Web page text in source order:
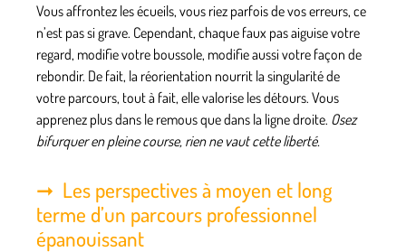
Vous affrontez les écueils, vous riez parfois de vos erreurs, ce
n’est pas si grave. Cependant, chaque faux pas aiguise votre
regard, modifie votre boussole, modifie aussi votre façon de
rebondir. De fait, la réorientation nourrit la singularité de
votre parcours, tout à fait, elle valorise les détours. Vous
apprenez plus dans le remous que dans la ligne droite. Osez
bifurquer en pleine course, rien ne vaut cette liberté.
Les perspectives à moyen et long
terme d’un parcours professionnel
épanouissant